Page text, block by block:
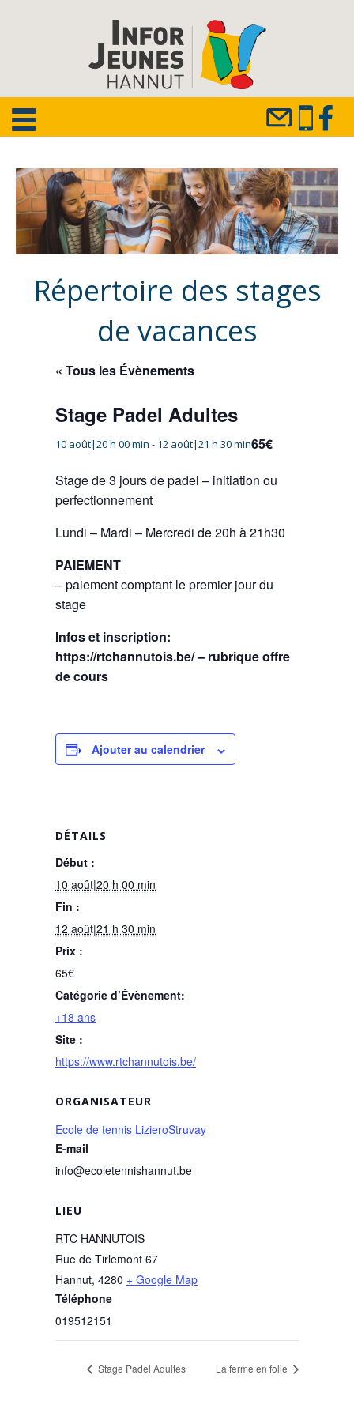
Répertoire des stages
de vacances
« Tous les Évènements
Stage Padel Adultes
10 août|20 h 00 min - 12 août|21 h 30 min65€
Stage de 3 jours de padel – initiation ou
perfectionnement
Lundi – Mardi – Mercredi de 20h à 21h30
PAIEMENT
– paiement comptant le premier jour du
stage
Infos et inscription:
https://rtchannutois.be/ – rubrique offre
de cours
Ajouter au calendrier
DÉTAILS
Début :
10 août|20 h 00 min
Fin :
12 août|21 h 30 min
Prix :
65€
Catégorie d’Évènement:
+18 ans
Site :
https://www.rtchannutois.be/
LIEU
RTC HANNUTOIS
Rue de Tirlemont 67
Hannut, 4280 + Google Map
Téléphone
019512151
ORGANISATEUR
Ecole de tennis LizieroStruvay
E-mail
info@ecoletennishannut.be
Stage Padel Adultes La ferme en folie